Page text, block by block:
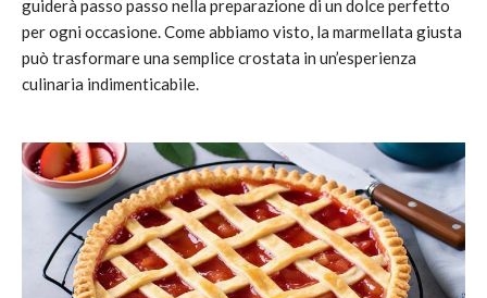
guiderà passo passo nella preparazione di un dolce perfetto
per ogni occasione. Come abbiamo visto, la marmellata giusta
può trasformare una semplice crostata in un’esperienza
culinaria indimenticabile.